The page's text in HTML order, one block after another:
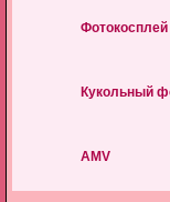
Фотокосплей
Кукольный
AMV